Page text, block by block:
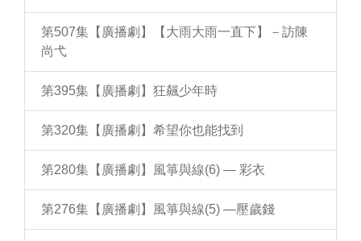
第507集【廣播劇】【大雨大雨一直下】－訪陳
尚弋
第395集【廣播劇】狂飆少年時
第320集【廣播劇】希望你也能找到
第280集【廣播劇】風箏與線(6) — 彩衣
第276集【廣播劇】風箏與線(5) —壓歲錢